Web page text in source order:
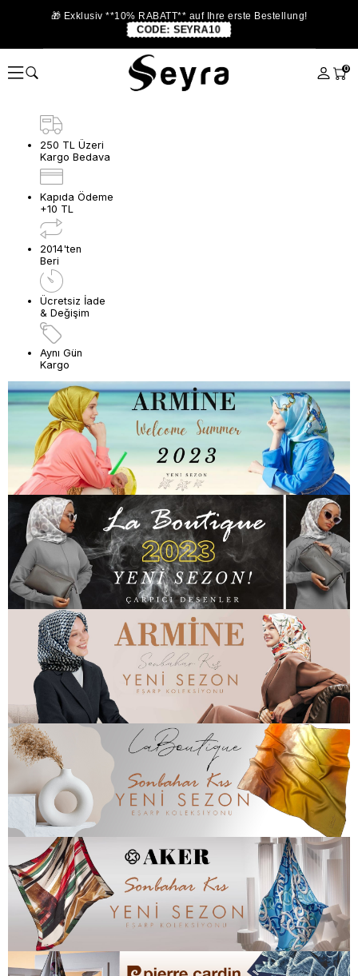
🎁 Exklusiv **10% RABATT** auf Ihre erste Bestellung!
CODE: SEYRA10
0
250 TL Üzeri
Kargo Bedava
Kapıda Ödeme
+10 TL
2014'ten
Beri
Ücretsiz İade
& Değişim
Aynı Gün
Kargo